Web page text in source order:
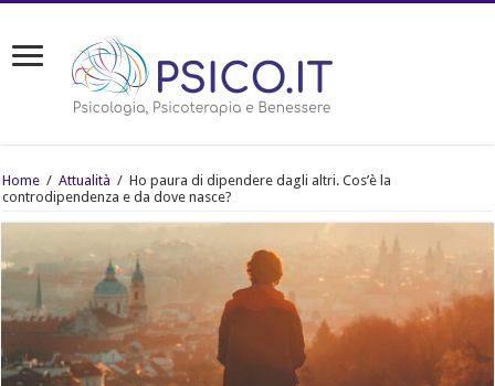
Home / Attualità / Ho paura di dipendere dagli altri. Cos’è la
controdipendenza e da dove nasce?